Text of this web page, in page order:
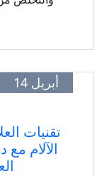
أبريل 14
تقنيات
الآلام